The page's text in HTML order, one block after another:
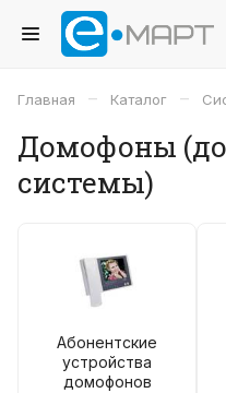
Главная – Каталог –
Домофоны
системы)
Абонентские
устройства
домофонов